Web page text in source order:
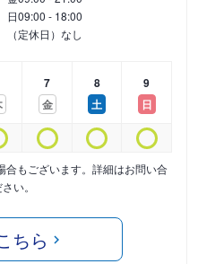
日09:00 - 18:00
（定休日）なし
7
金
8
土
9
日
もございます。詳細はお問い合
い。
ちら